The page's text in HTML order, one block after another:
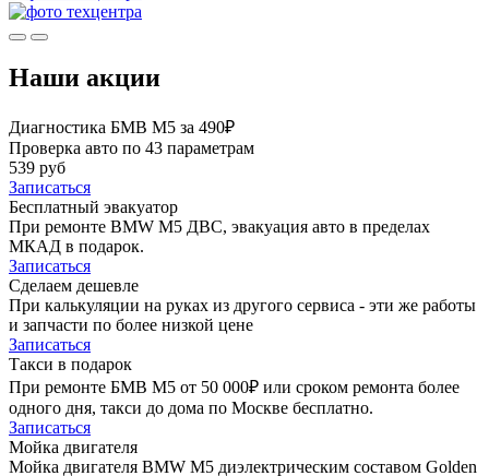
Наши акции
Диагностика БМВ М5 за 490₽
Проверка авто по 43 параметрам
539 руб
Записаться
Бесплатный эвакуатор
При ремонте BMW M5 ДВС, эвакуация авто в пределах
МКАД в подарок.
Записаться
Сделаем дешевле
При калькуляции на руках из другого сервиса - эти же работы
и запчасти по более низкой цене
Записаться
Такси в подарок
При ремонте БМВ М5 от 50 000₽ или сроком ремонта более
одного дня, такси до дома по Москве бесплатно.
Записаться
Мойка двигателя
Мойка двигателя BMW M5 диэлектрическим составом Golden